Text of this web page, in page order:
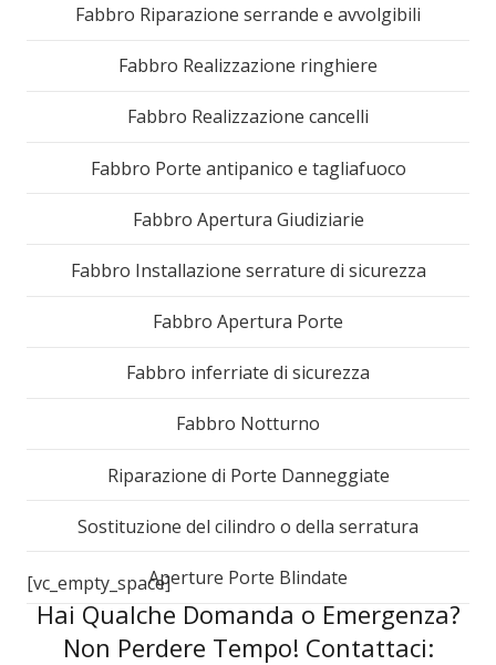
Fabbro Riparazione serrande e avvolgibili
Fabbro Realizzazione ringhiere
Fabbro Realizzazione cancelli
Fabbro Porte antipanico e tagliafuoco
Fabbro Apertura Giudiziarie
Fabbro Installazione serrature di sicurezza
Fabbro Apertura Porte
Fabbro inferriate di sicurezza
Fabbro Notturno
Riparazione di Porte Danneggiate
Sostituzione del cilindro o della serratura
Aperture Porte Blindate
[vc_empty_space]
Hai Qualche Domanda o Emergenza?
Non Perdere Tempo! Contattaci: